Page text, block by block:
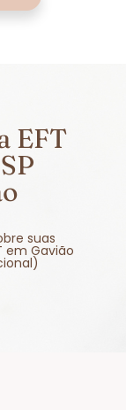
EFT
suas
em Gavião